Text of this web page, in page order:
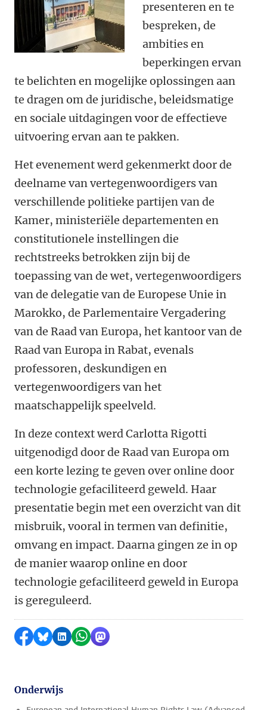
presenteren en te
bespreken, de
ambities en
beperkingen ervan
te belichten en mogelijke oplossingen aan
te dragen om de juridische, beleidsmatige
en sociale uitdagingen voor de effectieve
uitvoering ervan aan te pakken.
Het evenement werd gekenmerkt door de
deelname van vertegenwoordigers van
verschillende politieke partijen van de
Kamer, ministeriële departementen en
constitutionele instellingen die
rechtstreeks betrokken zijn bij de
toepassing van de wet, vertegenwoordigers
van de delegatie van de Europese Unie in
Marokko, de Parlementaire Vergadering
van de Raad van Europa, het kantoor van de
Raad van Europa in Rabat, evenals
professoren, deskundigen en
vertegenwoordigers van het
maatschappelijk speelveld.
In deze context werd Carlotta Rigotti
uitgenodigd door de Raad van Europa om
een korte lezing te geven over online door
technologie gefaciliteerd geweld. Haar
presentatie begin met een overzicht van dit
misbruik, vooral in termen van definitie,
omvang en impact. Daarna gingen ze in op
de manier waarop online en door
technologie gefaciliteerd geweld in Europa
is gereguleerd.
Delen op Facebook
Delen via Bluesky
Delen op LinkedIn
Delen via WhatsApp
Delen via Mastodon
Onderwijs